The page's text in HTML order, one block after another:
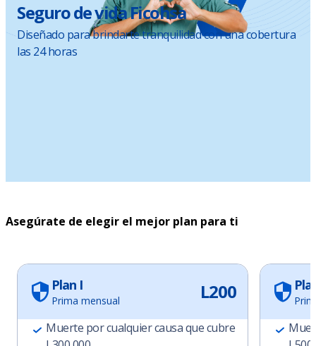
Seguro de vida Ficohsa
Diseñado para brindarte tranquilidad con una cobertura
las 24 horas
Asegúrate de elegir el mejor plan para ti
Plan I
Prima mensual L200
Muerte por cualquier causa que cubre